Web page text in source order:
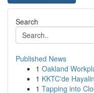
Search
Published News
1 Oakland
1 KKTC'de
1 Tapping into